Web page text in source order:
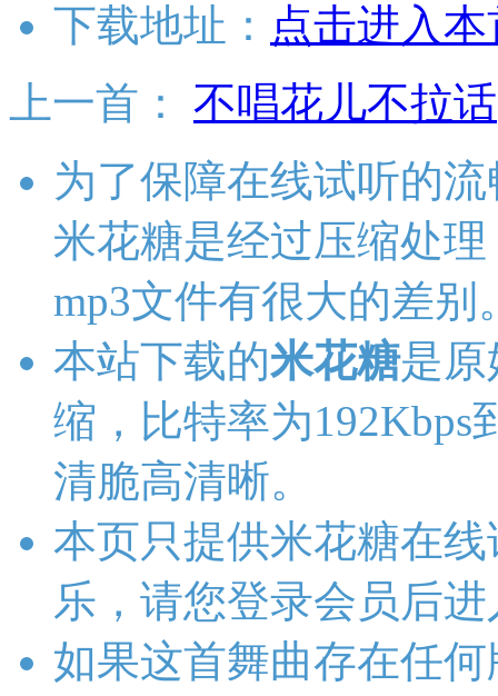
下载地址： 点击进入
上一首：
不唱花儿不拉话
为了保障在线试听的
米花糖是经过压缩处
mp3文件有很大的差别
本站下载的米花糖是原
缩，比特率为192Kbps
清脆高清晰。
本页只提供米花糖在
乐，请您登录会员后
如果这首舞曲存在任